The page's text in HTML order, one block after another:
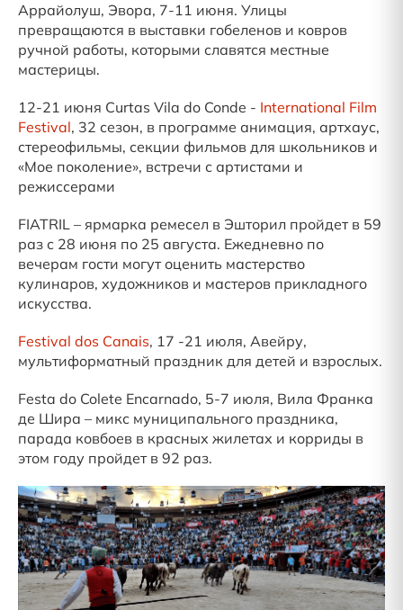
Аррайолуш, Эвора, 7-11 июня. Улицы
превращаются в выставки гобеленов и ковров
ручной работы, которыми славятся местные
мастерицы.
12-21 июня Curtas Vila do Conde - International Film
Festival, 32 сезон, в программе анимация, артхаус,
стереофильмы, секции фильмов для школьников и
«Мое поколение», встречи с артистами и
режиссерами
FIATRIL – ярмарка ремесел в Эшторил пройдет в 59
раз с 28 июня по 25 августа. Ежедневно по
вечерам гости могут оценить мастерство
кулинаров, художников и мастеров прикладного
искусства.
Festival dos Canais, 17 -21 июля, Авейру,
мультиформатный праздник для детей и взрослых.
Festa do Colete Encarnado, 5-7 июля, Вила Франка
де Шира – микс муниципального праздника,
парада ковбоев в красных жилетах и корриды в
этом году пройдет в 92 раз.